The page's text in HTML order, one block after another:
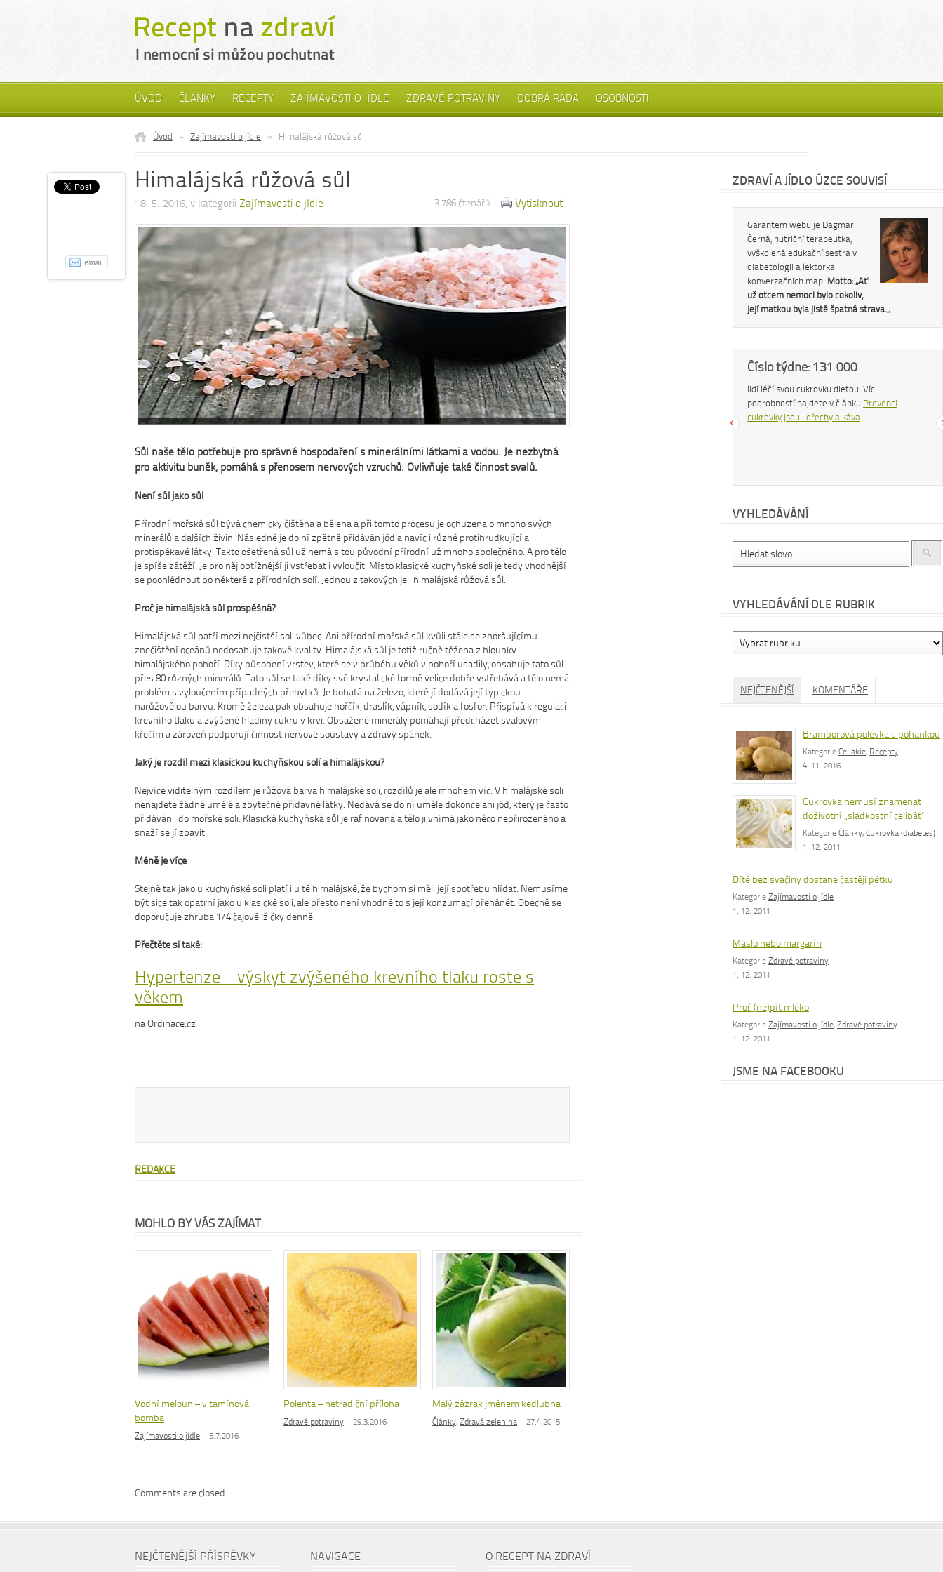
ÚVOD ČLÁNKY RECEPTY ZAJÍMAVOSTI O JÍDLE ZDRAVÉ POTRAVINY DOBRÁ RADA OSOBNOSTI
Úvod » Zajímavosti o jídle » Himalájská růžová sůl
Himalájská růžová sůl
18. 5. 2016, v kategorii Zajímavosti o jídle Vytisknout
3 786 čtenářů |
Sůl naše tělo potřebuje pro správné hospodaření s minerálními látkami a vodou. Je nezbytná
pro aktivitu buněk, pomáhá s přenosem nervových vzruchů. Ovlivňuje také činnost svalů.
Není sůl jako sůl
Přírodní mořská sůl bývá chemicky čištěna a bělena a při tomto procesu je ochuzena o mnoho svých
minerálů a dalších živin. Následně je do ní zpětně přidáván jód a navíc i různé protihrudkující a
protispékavé látky. Takto ošetřená sůl už nemá s tou původní přírodní už mnoho společného. A pro tělo
je spíše zátěží. Je pro něj obtížnější ji vstřebat i vyloučit. Místo klasické kuchyňské soli je tedy vhodnější
se poohlédnout po některé z přírodních solí. Jednou z takových je i himalájská růžová sůl.
Proč je himalájská sůl prospěšná?
Himalájská sůl patří mezi nejčistší soli vůbec. Ani přírodní mořská sůl kvůli stále se zhoršujícímu
znečištění oceánů nedosahuje takové kvality. Himalájská sůl je totiž ručně těžena z hloubky
himalájského pohoří. Díky působení vrstev, které se v průběhu věků v pohoří usadily, obsahuje tato sůl
přes 80 různých minerálů. Tato sůl se také díky své krystalické formě velice dobře vstřebává a tělo nemá
problém s vyloučením případných přebytků. Je bohatá na železo, které jí dodává její typickou
narůžovělou barvu. Kromě železa pak obsahuje hořčík, draslík, vápník, sodík a fosfor. Přispívá k regulaci
krevního tlaku a zvýšené hladiny cukru v krvi. Obsažené minerály pomáhají předcházet svalovým
křečím a zároveň podporují činnost nervové soustavy a zdravý spánek.
Jaký je rozdíl mezi klasickou kuchyňskou solí a himalájskou?
Nejvíce viditelným rozdílem je růžová barva himalájské soli, rozdílů je ale mnohem víc. V himalájské soli
nenajdete žádné umělé a zbytečné přídavné látky. Nedává se do ní uměle dokonce ani jód, který je často
přidáván i do mořské soli. Klasická kuchyňská sůl je rafinovaná a tělo ji vnímá jako něco nepřirozeného a
snaží se jí zbavit.
Méně je více
Stejně tak jako u kuchyňské soli platí i u té himalájské, že bychom si měli její spotřebu hlídat. Nemusíme
být sice tak opatrní jako u klasické soli, ale přesto není vhodné to s její konzumací přehánět. Obecně se
doporučuje zhruba 1/4 čajové lžičky denně.
Přečtěte si také:
Hypertenze – výskyt zvýšeného krevního tlaku roste s
věkem
na Ordinace.cz
REDAKCE
MOHLO BY VÁS ZAJÍMAT
Vodní meloun – vitamínová
bomba
Zajímavosti o jídle 5.7.2016
Polenta – netradiční příloha
Zdravé potraviny 29.3.2016
Malý zázrak jménem kedlubna
Články, Zdravá zelenina 27.4.2015
Comments are closed
ZDRAVÍ A JÍDLO ÚZCE SOUVISÍ
Garantem webu je Dagmar
Černá, nutriční terapeutka,
vyškolená edukační sestra v
diabetologii a lektorka
konverzačních map. Motto: „Ať
už otcem nemoci bylo cokoliv,
její matkou byla jistě špatná strava.„
Číslo týdne: 131 000
lidí léčí svou cukrovku dietou. Víc
podrobností najdete v článku Prevencí
cukrovky jsou i ořechy a káva
cítit
VYHLEDÁVÁNÍ
VYHLEDÁVÁNÍ DLE RUBRIK
dle
NEJČTENĚJŠÍ KOMENTÁŘE
Bramborová polévka s pohankou
Kategorie Celiakie, Recepty
4. 11. 2016
Cukrovka nemusí znamenat
doživotní „sladkostní celibát“
Kategorie Články, Cukrovka (diabetes)
1. 12. 2011
Dítě bez svačiny dostane častěji pětku
Kategorie Zajímavosti o jídle
1. 12. 2011
Máslo nebo margarín
Kategorie Zdravé potraviny
1. 12. 2011
Proč (ne)pít mléko
Kategorie Zajímavosti o jídle, Zdravé potraviny
1. 12. 2011
JSME NA FACEBOOKU
NEJČTENĚJŠÍ PŘÍSPĚVKY NAVIGACE O RECEPT NA ZDRAVÍ